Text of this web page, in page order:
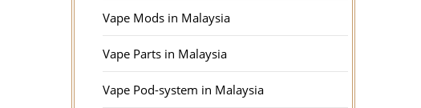
Vape Mods in Malaysia
Vape Parts in Malaysia
Vape Pod-system in Malaysia